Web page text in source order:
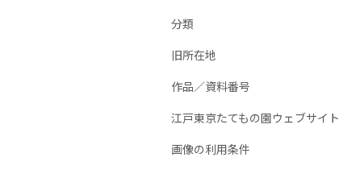
分類
旧所在地
作品／資料番号
江戸東京たてもの園ウェブサイト
画像の利用条件